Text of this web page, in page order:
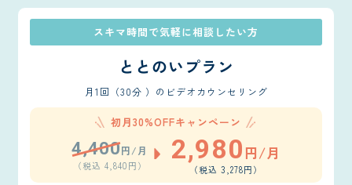
スキマ時間で気軽に相談したい方
ととのいプラン
月1回（30分 ）のビデオカウンセリング
初月30%OFFキャンペーン
4,400円/月
（税込 4,840円）
2,980 円/月
（税込 3,278円）